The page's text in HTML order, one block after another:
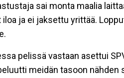
sai monta maalia
ja ei jaksettu yrittää.
pelissä vastaan asettui
meidän tasoon nähden